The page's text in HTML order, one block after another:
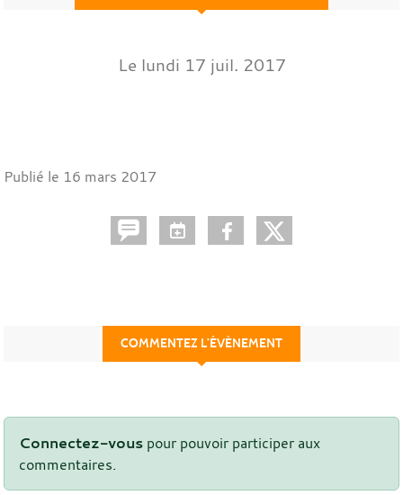
Le lundi 17 juil. 2017
Publié le 16 mars 2017
COMMENTEZ L’ÉVÈNEMENT
Connectez-vous pour pouvoir participer aux
commentaires.